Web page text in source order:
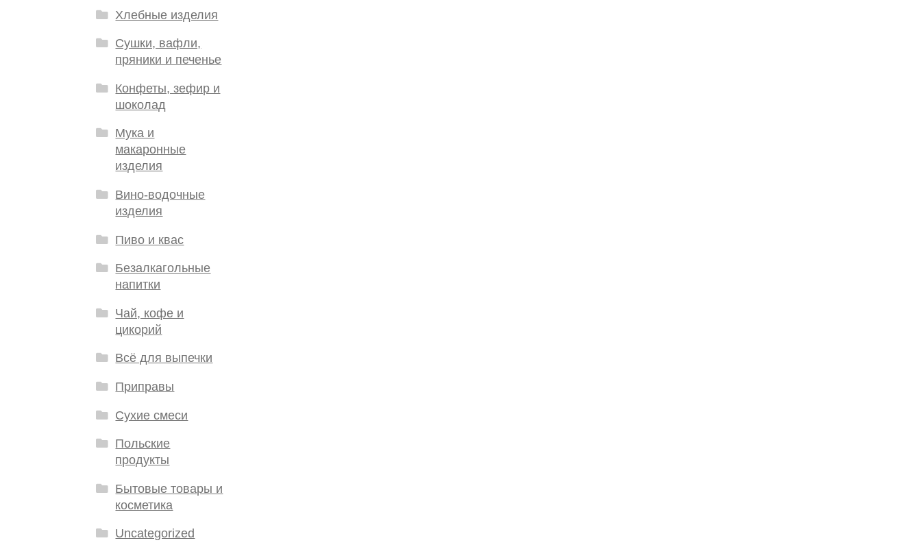
Хлебные изделия
Сушки, вафли,
пряники и печенье
Конфеты, зефир и
шоколад
Мука и
макаронные
изделия
Вино-водочные
изделия
Пиво и квас
Безалкагольные
напитки
Чай, кофе и
цикорий
Всё для выпечки
Приправы
Сухие смеси
Польские
продукты
Бытовые товары и
косметика
Uncategorized